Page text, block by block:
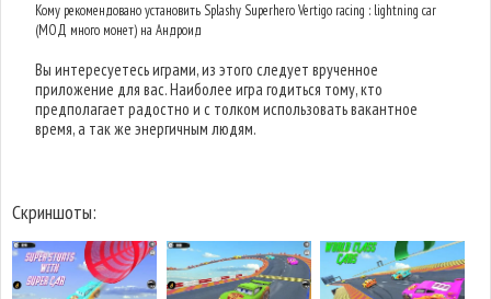
Кому рекомендовано установить Splashy Superhero Vertigo racing : lightning car
(МОД много монет) на Андроид
Вы интересуетесь играми, из этого следует врученное
приложение для вас. Наиболее игра годиться тому, кто
предполагает радостно и с толком использовать вакантное
время, а так же энергичным людям.
Скриншоты: